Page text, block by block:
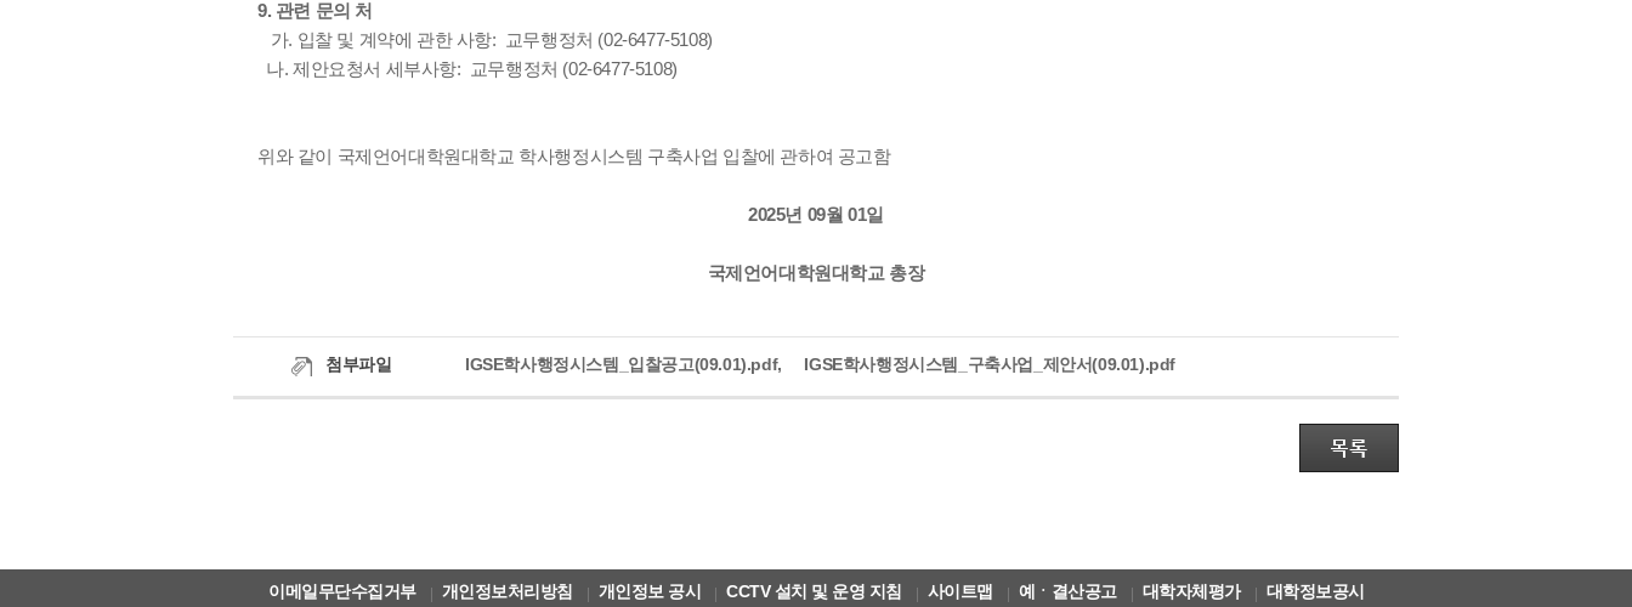
9. 관련 문의 처
가. 입찰 및 계약에 관한 사항: 교무행정처 (02-6477-5108)
나. 제안요청서 세부사항: 교무행정처 (02-6477-5108)
위와 같이 국제언어대학원대학교 학사행정시스템 구축사업 입찰에 관하여 공고함
2025년 09월 01일
국제언어대학원대학교 총장
첨부파일 IGSE학사행정시스템_입찰공고(09.01).pdf, IGSE학사행정시스템_구축사업_제안서(09.01).pdf
이메일무단수집거부 개인정보처리방침 개인정보 공시 CCTV 설치 및 운영 지침 사이트맵 예ㆍ결산공고 대학자체평가 대학정보공시